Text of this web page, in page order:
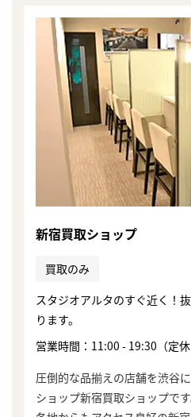
新宿買取ショップ
買取のみ
スタジオアルタのすぐ近く！
ります。
営業時間：11:00 - 19:30（定休
圧倒的な品揃えの店舗を渋谷
ショップ新宿買取ショップです